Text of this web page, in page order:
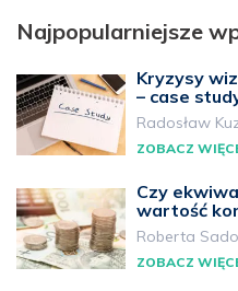
Najpopularniejsze
Kryzysy
– case
Radosław
ZOBACZ
Czy
wartość
Roberta
ZOBACZ